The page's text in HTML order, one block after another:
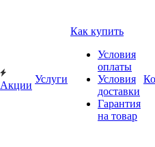
Акции
Услуги
Как купить
Условия
оплаты
Условия
доставки
Гарантия
на товар